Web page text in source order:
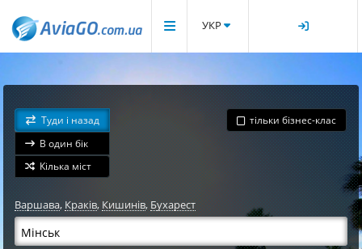
УКР
Туди і назад
В один бік
Кілька міст
тільки бізнес-клас
Варшава, Краків,Кишинів,Бухарест